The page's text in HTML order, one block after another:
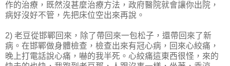
作的治療，既然沒甚麼治療方法，政府醫院就會讓你出院，
病好沒好不管，先把床位空出來再說。
2) 老豆從邯鄲回來，除了帶回來一包松子，還帶回來了新
病。在邯鄲做身體檢查，檢查出來有冠心病，回來心絞痛，
晚上打電話說心痛，嚇的我半死。心絞痛這東西很怪，來的